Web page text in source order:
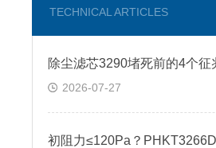
TECHNICAL ARTICLES
2026-07-27